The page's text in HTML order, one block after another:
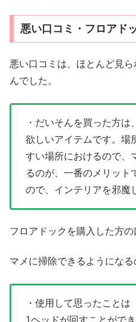
悪い口コミ・フロアド
悪い口コミは、ほとんど見
んでした。
・だいそんを買った方
欲しいアイテムです。場
すい場所におけるので、
るのが、一番のメリット
ので、インテリアを邪魔
フロアドックを購入した方の
マメに掃除できるようになる
・使用して思ったことは
1ヘッドが回すことがで